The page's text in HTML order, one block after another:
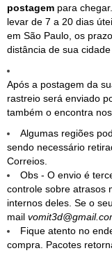
postagem para
levar de 7 a 20 dias
em São Paulo, os
distância de sua cidade
Após a postagem da
rastreio será enviado
também o encontra
Algumas regiões
sendo necessário
Correios.
Obs - O envio é
controle sobre atrasos
internos deles. Se o
mail
Fique atento no
compra. Pacotes